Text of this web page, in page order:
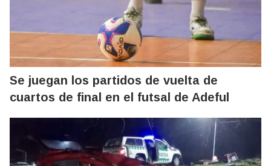
Se juegan los partidos de vuelta de
cuartos de final en el futsal de Adeful